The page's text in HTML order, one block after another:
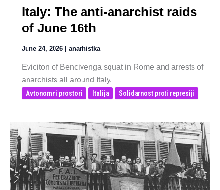
Italy: The anti-anarchist raids
of June 16th
June 24, 2026 anarhistka
Eviciton of Bencivenga squat in Rome and arrests of
anarchists all around Italy.
Avtonomni prostori Italija Solidarnost proti represiji